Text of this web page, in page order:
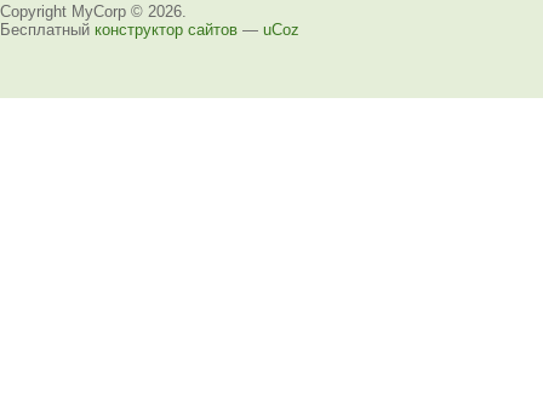
Copyright MyCorp © 2026
Бесплатный конструктор сайтов — uCoz